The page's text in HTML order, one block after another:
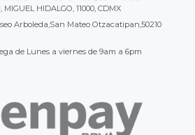
MIGUEL HIDALGO, 11000, CDMX
Arboleda,San Mateo Otzacatipan,50210
de Lunes a viernes de 9am a 6pm